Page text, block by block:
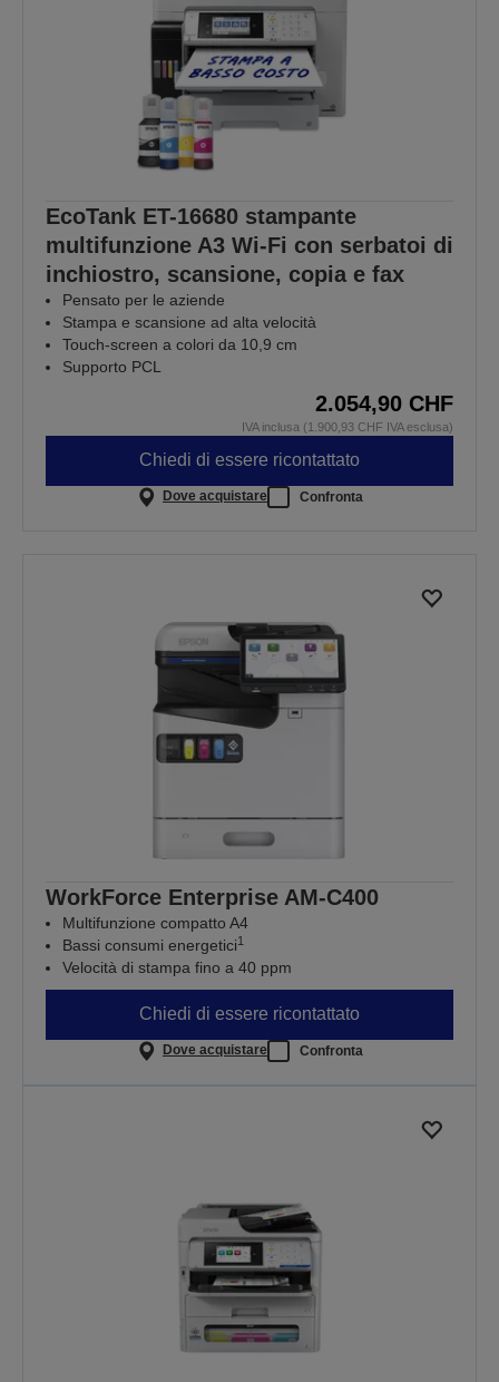
EcoTank ET-16680 stampante
multifunzione A3 Wi-Fi con serbatoi di
inchiostro, scansione, copia e fax
Pensato per le aziende
Stampa e scansione ad alta velocità
Touch-screen a colori da 10,9 cm
Supporto PCL
2.054,90 CHF
IVA inclusa (1.900,93 CHF IVA esclusa)
Chiedi di essere ricontattato
Dove acquistare Confronta
WorkForce Enterprise​ AM-C400
Multifunzione compatto A4
Bassi consumi energetici1
Velocità di stampa fino a 40 ppm
Chiedi di essere ricontattato
Dove acquistare Confronta